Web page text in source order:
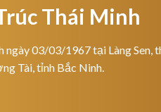
Thái Minh
ngày 03/03/1967 tại Làng Sen,
Tài, tỉnh Bắc Ninh.